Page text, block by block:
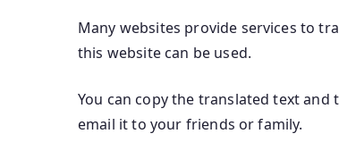
Many websites provide services to
this website can be used.
You can copy the translated text and
email it to your friends or family.